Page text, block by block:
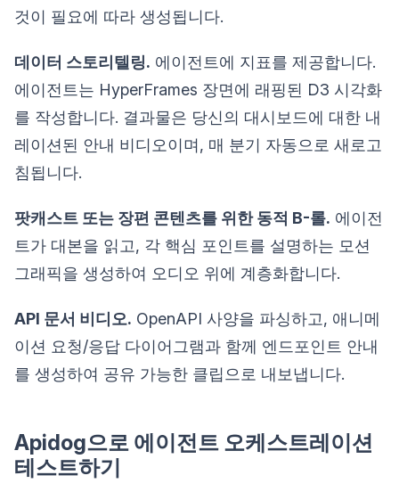
것이 필요에 따라 생성됩니다.
데이터 스토리텔링. 에이전트에 지표를 제공합니다.
에이전트는 HyperFrames 장면에 래핑된 D3 시각화
를 작성합니다. 결과물은 당신의 대시보드에 대한 내
레이션된 안내 비디오이며, 매 분기 자동으로 새로고
침됩니다.
팟캐스트 또는 장편 콘텐츠를 위한 동적 B-롤. 에이전
트가 대본을 읽고, 각 핵심 포인트를 설명하는 모션
그래픽을 생성하여 오디오 위에 계층화합니다.
API 문서 비디오. OpenAPI 사양을 파싱하고, 애니메
이션 요청/응답 다이어그램과 함께 엔드포인트 안내
를 생성하여 공유 가능한 클립으로 내보냅니다.
Apidog으로 에이전트 오케스트레이션
테스트하기